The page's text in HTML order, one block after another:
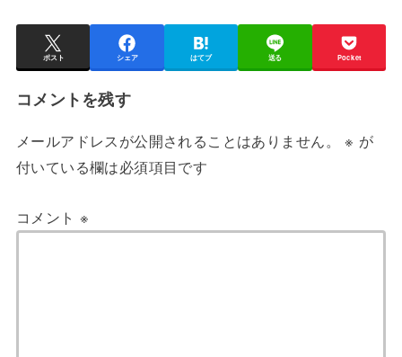
ポスト シェア はてブ 送る Pocket
コメントを残す
メールアドレスが公開されることはありません。 ※ が
付いている欄は必須項目です
コメント ※